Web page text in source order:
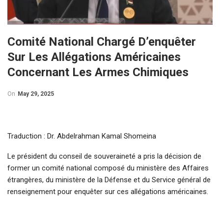
Comité National Chargé D’enquêter
Sur Les Allégations Américaines
Concernant Les Armes Chimiques
On May 29, 2025
Traduction : Dr. Abdelrahman Kamal Shomeina
Le président du conseil de souveraineté a pris la décision de
former un comité national composé du ministère des Affaires
étrangères, du ministère de la Défense et du Service général de
renseignement pour enquêter sur ces allégations américaines.